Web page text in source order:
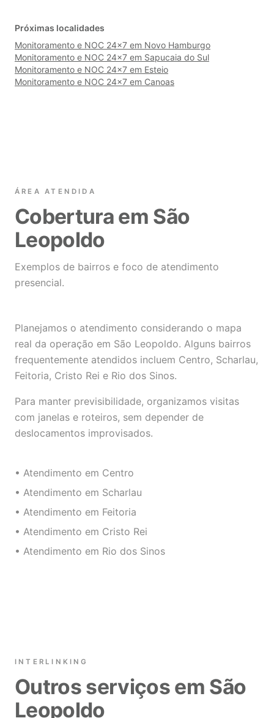
Próximas localidades
Monitoramento e NOC 24×7 em Novo Hamburgo
Monitoramento e NOC 24×7 em Sapucaia do Sul
Monitoramento e NOC 24×7 em Esteio
Monitoramento e NOC 24×7 em Canoas
ÁREA ATENDIDA
Cobertura em São
Leopoldo
Exemplos de bairros e foco de atendimento
presencial.
Planejamos o atendimento considerando o mapa
real da operação em São Leopoldo. Alguns bairros
frequentemente atendidos incluem Centro, Scharlau,
Feitoria, Cristo Rei e Rio dos Sinos.
Para manter previsibilidade, organizamos visitas
com janelas e roteiros, sem depender de
deslocamentos improvisados.
• Atendimento em Centro
• Atendimento em Scharlau
• Atendimento em Feitoria
• Atendimento em Cristo Rei
• Atendimento em Rio dos Sinos
INTERLINKING
Outros serviços em São
Leopoldo